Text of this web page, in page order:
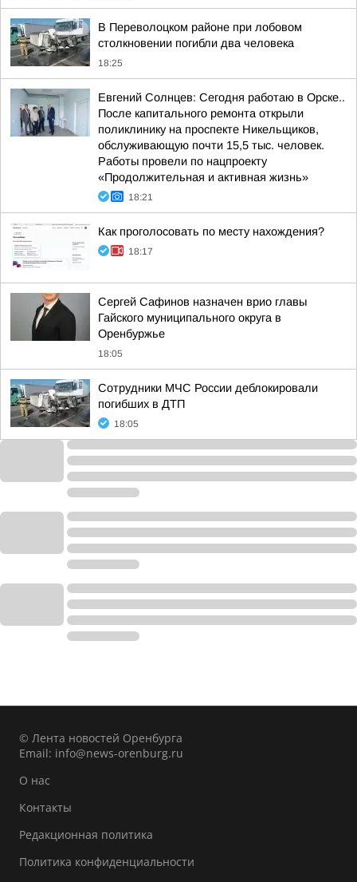
В Переволоцком районе при лобовом
столкновении погибли два человека
18:25
Евгений Солнцев: Сегодня работаю в Орске..
После капитального ремонта открыли
поликлинику на проспекте Никельщиков,
обслуживающую почти 15,5 тыс. человек.
Работы провели по нацпроекту
«Продолжительная и активная жизнь»
18:21
Как проголосовать по месту нахождения?
18:17
Сергей Сафинов назначен врио главы
Гайского муниципального округа в
Оренбуржье
18:05
Сотрудники МЧС России деблокировали
погибших в ДТП
18:05
© Лента новостей Оренбурга
Email: info@news-orenburg.ru
О нас
Контакты
Редакционная политика
Политика конфиденциальности